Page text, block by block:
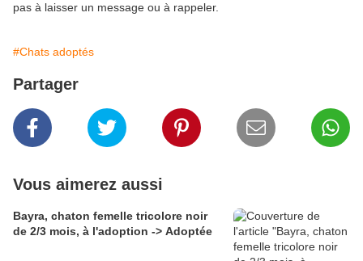
pas à laisser un message ou à rappeler.
#Chats adoptés
Partager
Vous aimerez aussi
Bayra, chaton femelle tricolore noir
de 2/3 mois, à l'adoption -> Adoptée